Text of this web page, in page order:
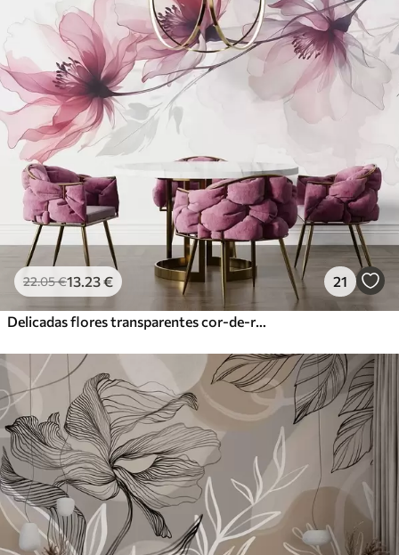
Standard
.0027 .00€ /m²
Premium
56.6734.00€/m²
Vinil Premium
65.0039.00€/m²
Peel and Stick
81.6749.00€/m²
22.05€13 .23€ 21